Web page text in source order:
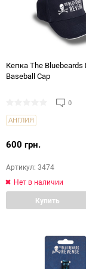
Кепка The Bluebeards
Baseball Cap
0
АНГЛИЯ
600 грн.
Артикул: 3474
Нет в наличии
Купить